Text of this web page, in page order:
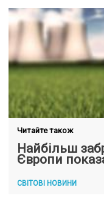
Читайте також
Найбільш
Європи
СВІТОВІ НОВИНИ